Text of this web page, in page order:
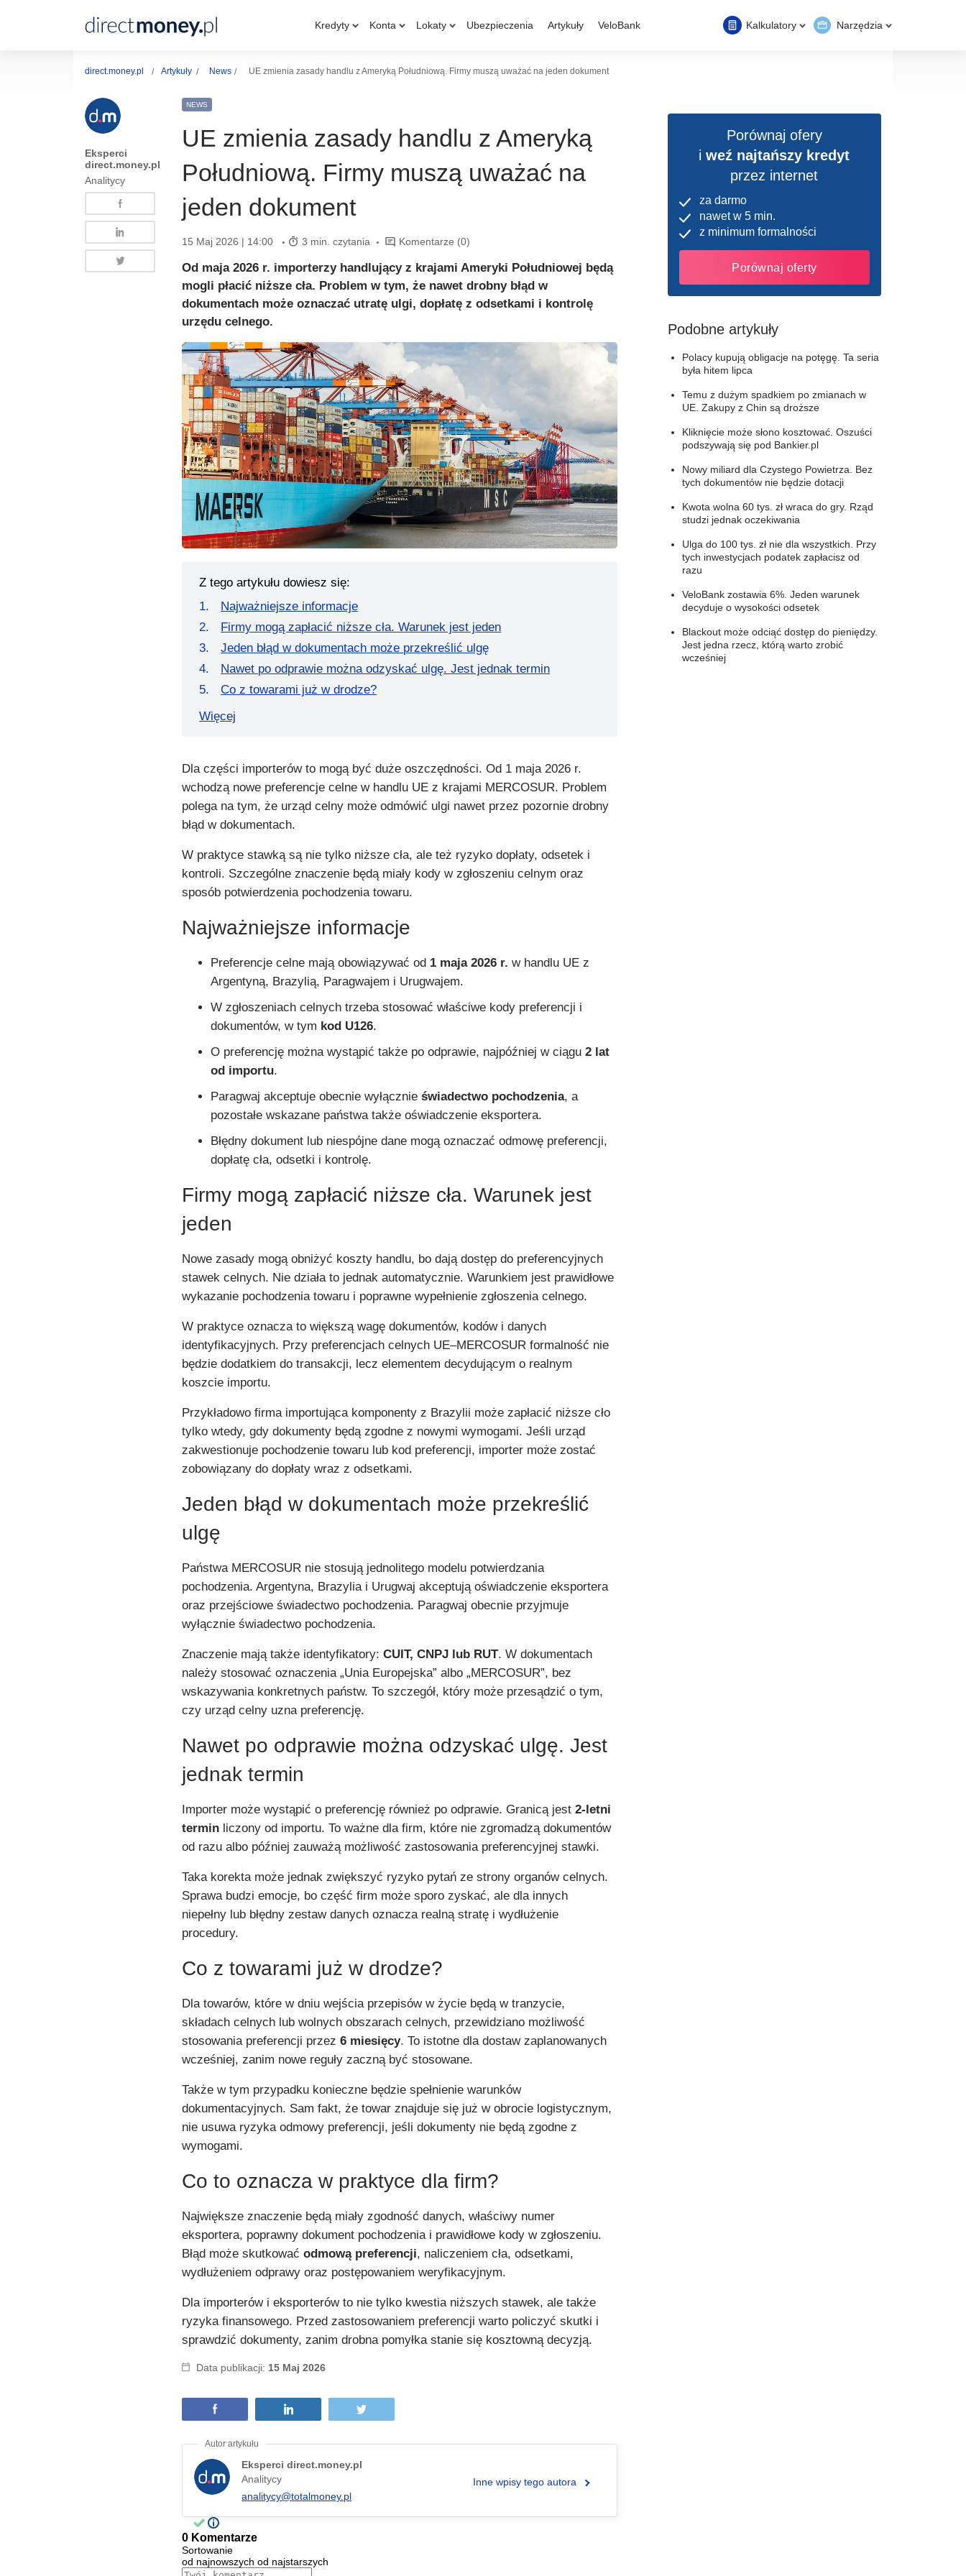
Kredyty Konta Lokaty Ubezpieczenia Artykuły VeloBank Kalkulatory Narzędzia
direct.money.pl Artykuły News UE zmienia zasady handlu z Ameryką Południową. Firmy muszą uważać na jeden dokument
Eksperci
direct.money.pl
Analitycy
NEWS
UE zmienia zasady handlu z Ameryką
Południową. Firmy muszą uważać na
jeden dokument
15 Maj 2026 | 14:00 3 min. czytania Komentarze (0)
Od maja 2026 r. importerzy handlujący z krajami Ameryki Południowej będą
mogli płacić niższe cła. Problem w tym, że nawet drobny błąd w
dokumentach może oznaczać utratę ulgi, dopłatę z odsetkami i kontrolę
urzędu celnego.
Z tego artykułu dowiesz się:
Najważniejsze informacje
Firmy mogą zapłacić niższe cła. Warunek jest jeden
Jeden błąd w dokumentach może przekreślić ulgę
Nawet po odprawie można odzyskać ulgę. Jest jednak termin
Co z towarami już w drodze?
Więcej
Dla części importerów to mogą być duże oszczędności. Od 1 maja 2026 r.
wchodzą nowe preferencje celne w handlu UE z krajami MERCOSUR. Problem
polega na tym, że urząd celny może odmówić ulgi nawet przez pozornie drobny
błąd w dokumentach.
W praktyce stawką są nie tylko niższe cła, ale też ryzyko dopłaty, odsetek i
kontroli. Szczególne znaczenie będą miały kody w zgłoszeniu celnym oraz
sposób potwierdzenia pochodzenia towaru.
Najważniejsze informacje
Preferencje celne mają obowiązywać od 1 maja 2026 r. w handlu UE z
Argentyną, Brazylią, Paragwajem i Urugwajem.
W zgłoszeniach celnych trzeba stosować właściwe kody preferencji i
dokumentów, w tym kod U126.
O preferencję można wystąpić także po odprawie, najpóźniej w ciągu2 lat
od importu.
Paragwaj akceptuje obecnie wyłącznieświadectwo pochodzenia, a
pozostałe wskazane państwa także oświadczenie eksportera.
Błędny dokument lub niespójne dane mogą oznaczać odmowę preferencji,
dopłatę cła, odsetki i kontrolę.
Firmy mogą zapłacić niższe cła. Warunek jest
jeden
Nowe zasady mogą obniżyć koszty handlu, bo dają dostęp do preferencyjnych
stawek celnych. Nie działa to jednak automatycznie. Warunkiem jest prawidłowe
wykazanie pochodzenia towaru i poprawne wypełnienie zgłoszenia celnego.
W praktyce oznacza to większą wagę dokumentów, kodów i danych
identyfikacyjnych. Przy preferencjach celnych UE–MERCOSUR formalność nie
będzie dodatkiem do transakcji, lecz elementem decydującym o realnym
koszcie importu.
Przykładowo firma importująca komponenty z Brazylii może zapłacić niższe cło
tylko wtedy, gdy dokumenty będą zgodne z nowymi wymogami. Jeśli urząd
zakwestionuje pochodzenie towaru lub kod preferencji, importer może zostać
zobowiązany do dopłaty wraz z odsetkami.
Jeden błąd w dokumentach może przekreślić
ulgę
Państwa MERCOSUR nie stosują jednolitego modelu potwierdzania
pochodzenia. Argentyna, Brazylia i Urugwaj akceptują oświadczenie eksportera
oraz przejściowe świadectwo pochodzenia. Paragwaj obecnie przyjmuje
wyłącznie świadectwo pochodzenia.
Znaczenie mają także identyfikatory:CUIT, CNPJ lub RUT. W dokumentach
należy stosować oznaczenia „Unia Europejska” albo „MERCOSUR”, bez
wskazywania konkretnych państw. To szczegół, który może przesądzić o tym,
czy urząd celny uzna preferencję.
Nawet po odprawie można odzyskać ulgę. Jest
jednak termin
Importer może wystąpić o preferencję również po odprawie. Granicą jest2-letni
termin liczony od importu. To ważne dla firm, które nie zgromadzą dokumentów
od razu albo później zauważą możliwość zastosowania preferencyjnej stawki.
Taka korekta może jednak zwiększyć ryzyko pytań ze strony organów celnych.
Sprawa budzi emocje, bo część firm może sporo zyskać, ale dla innych
niepełny lub błędny zestaw danych oznacza realną stratę i wydłużenie
procedury.
Co z towarami już w drodze?
Dla towarów, które w dniu wejścia przepisów w życie będą w tranzycie,
składach celnych lub wolnych obszarach celnych, przewidziano możliwość
stosowania preferencji przez6 miesięcy. To istotne dla dostaw zaplanowanych
wcześniej, zanim nowe reguły zaczną być stosowane.
Także w tym przypadku konieczne będzie spełnienie warunków
dokumentacyjnych. Sam fakt, że towar znajduje się już w obrocie logistycznym,
nie usuwa ryzyka odmowy preferencji, jeśli dokumenty nie będą zgodne z
wymogami.
Co to oznacza w praktyce dla firm?
Największe znaczenie będą miały zgodność danych, właściwy numer
eksportera, poprawny dokument pochodzenia i prawidłowe kody w zgłoszeniu.
Błąd może skutkowaćodmową preferencji, naliczeniem cła, odsetkami,
wydłużeniem odprawy oraz postępowaniem weryfikacyjnym.
Dla importerów i eksporterów to nie tylko kwestia niższych stawek, ale także
ryzyka finansowego. Przed zastosowaniem preferencji warto policzyć skutki i
sprawdzić dokumenty, zanim drobna pomyłka stanie się kosztowną decyzją.
Data publikacji: 15 Maj 2026
Eksperci direct.money.pl
Analitycy
analitycy@totalmoney.pl
Inne wpisy tego autora
0 Komentarze
Sortowanie
od najnowszych od najstarszych
Porównaj ofery
iweź najtańszy kredyt
przez internet
za darmo
nawet w 5 min.
z minimum formalności
Porównaj oferty
Podobne artykuły
Polacy kupują obligacje na potęgę. Ta seria
była hitem lipca
Temu z dużym spadkiem po zmianach w
UE. Zakupy z Chin są droższe
Kliknięcie może słono kosztować. Oszuści
podszywają się pod Bankier.pl
Nowy miliard dla Czystego Powietrza. Bez
tych dokumentów nie będzie dotacji
Kwota wolna 60 tys. zł wraca do gry. Rząd
studzi jednak oczekiwania
Ulga do 100 tys. zł nie dla wszystkich. Przy
tych inwestycjach podatek zapłacisz od
razu
VeloBank zostawia 6%. Jeden warunek
decyduje o wysokości odsetek
Blackout może odciąć dostęp do pieniędzy.
Jest jedna rzecz, którą warto zrobić
wcześniej